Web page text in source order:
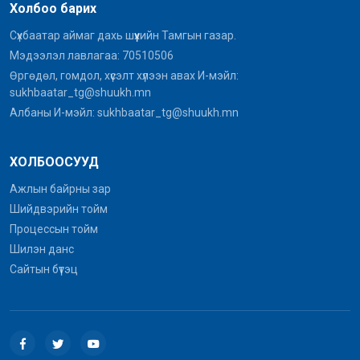
1166 | 2025-12-16
Хүндэтгэл үзүүллээ
1380 |
Холбоо барих
Сүхбаатар аймаг дахь шүүхийн Тамгын газар.
Мэдээлэл лавлагаа: 70510506
Өргөдөл, гомдол, хүсэлт хүлээн авах И-мэйл:
sukhbaatar_tg@shuukh.mn
Албаны И-мэйл: sukhbaatar_tg@shuukh.mn
ХОЛБООСУУД
Ажлын байрны зар
Шийдвэрийн тойм
Процессын тойм
Шилэн данс
Сайтын бүтэц